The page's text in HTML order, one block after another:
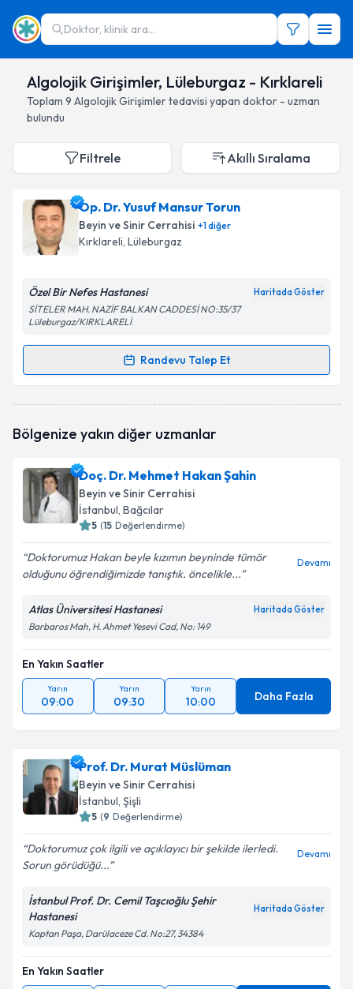
Doktor, klinik ara...
Algolojik Girişimler, Lüleburgaz - Kırklareli
Toplam 9 Algolojik Girişimlertedavisi yapan doktor - uzman
bulundu
Filtrele Akıllı Sıralama
Op. Dr. Yusuf Mansur Torun
Beyin ve Sinir Cerrahisi +1diğer
Kırklareli, Lüleburgaz
Özel Bir Nefes Hastanesi Haritada Göster
SİTELER MAH. NAZİF BALKAN CADDESİ NO:35/37
Lüleburgaz/KIRKLARELİ
Randevu Talep Et
Randevu Takvimi Talebi
talebi oluşturun. Size bu uzmandan randevu almanız
bilgilendireceğiz.
E-posta Adresiniz
Kişisel verilerimin işlenmesine ilişkin
kapsamda işlenmesini kabul ediyorum.
Bölgenize yakın diğer uzmanlar
Doç. Dr. Mehmet Hakan Şahin
Beyin ve Sinir Cerrahisi
İstanbul, Bağcılar
5 (15 Değerlendirme)
Doktorumuz Hakan beyle kızımın beyninde tümör
olduğunu öğrendiğimizde tanıştık. öncelikle...
Devamı
Atlas Üniversitesi Hastanesi Haritada Göster
Barbaros Mah, H. Ahmet Yesevi Cad, No: 149
En Yakın Saatler
Yarın
09:00
Yarın
09:30
Yarın
10:00 Daha Fazla
Prof. Dr. Murat Müslüman
Beyin ve Sinir Cerrahisi
İstanbul, Şişli
5 (9 Değerlendirme)
Doktorumuz çok ilgili ve açıklayıcı bir şekilde ilerledi.
Sorun görüdüğü...
Devamı
İstanbul Prof. Dr. Cemil Taşcıoğlu Şehir
Hastanesi
Haritada Göster
Kaptan Paşa, Darülaceze Cd. No:27, 34384
En Yakın Saatler